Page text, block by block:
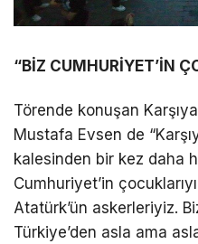
“BİZ CUMHURİYET’İN
Törende konuşan
Mustafa Evsen de
kalesinden bir kez daha
Cumhuriyet’in
Atatürk’ün askerleriyiz.
Türkiye’den asla ama